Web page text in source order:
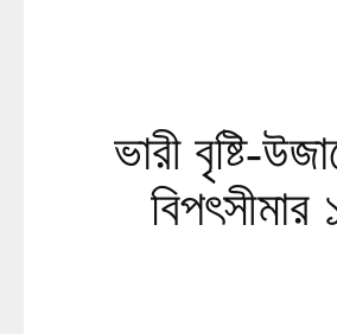
ভারী বৃষ্টি-
বিপৎসীমার